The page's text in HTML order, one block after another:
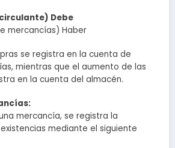
Debe
mercancías) Haber
se registra en la cuenta de
mientras que el aumento de las
en la cuenta del almacén.
mercancía, se registra la
mediante el siguiente